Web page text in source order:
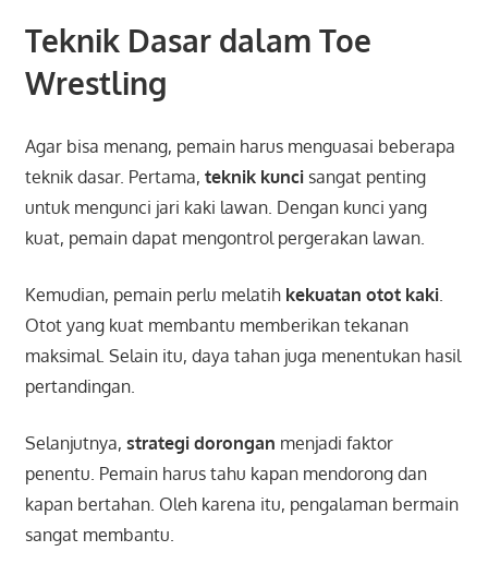
Teknik Dasar dalam Toe
Wrestling
Agar bisa menang, pemain harus menguasai beberapa
teknik dasar. Pertama, teknik kuncisangat penting
untuk mengunci jari kaki lawan. Dengan kunci yang
kuat, pemain dapat mengontrol pergerakan lawan.
Kemudian, pemain perlu melatih kekuatan otot kaki.
Otot yang kuat membantu memberikan tekanan
maksimal. Selain itu, daya tahan juga menentukan hasil
pertandingan.
Selanjutnya, strategi dorongan menjadi faktor
penentu. Pemain harus tahu kapan mendorong dan
kapan bertahan. Oleh karena itu, pengalaman bermain
sangat membantu.